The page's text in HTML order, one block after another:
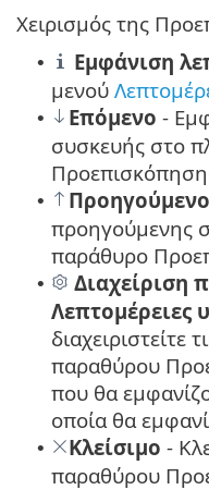
Χειρισμός της
• Εμφάνιση
μενού
• Επόμενο -
συσκευής στο
• Προηγούμενο
προηγούμενης
παράθυρο
•
Διαχείριση
Λεπτομέρειες
διαχειριστείτε
παραθύρου
που θα
οποία θα
• Κλείσιμο -
παραθύρου